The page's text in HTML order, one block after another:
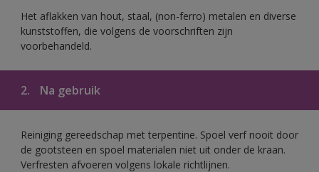
Het aflakken van hout, staal, (non-ferro) metalen en diverse
kunststoffen, die volgens de voorschriften zijn
voorbehandeld.
2. Na gebruik
Reiniging gereedschap met terpentine. Spoel verf nooit door
de gootsteen en spoel materialen niet uit onder de kraan.
Verfresten afvoeren volgens lokale richtlijnen.